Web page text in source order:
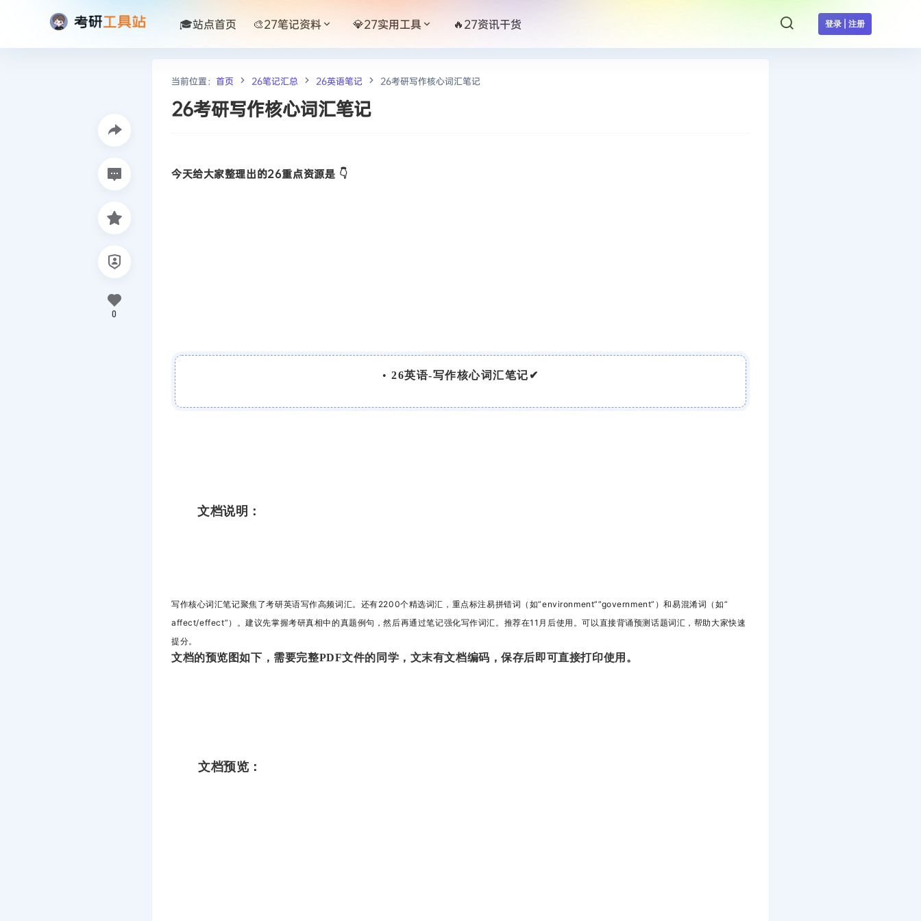
登录 | 注册
🎓站点首页 🎨27笔记资料 💎27实用工具 🔥27资讯干货
当前位置： 首页 26笔记汇总 26英语笔记 26考研写作核心词汇笔记
26考研写作核心词汇笔记
今天给大家整理出的26重点资源是 👇
• 26英语-写作核心词汇笔记✔
文档说明：
写作核心词汇笔记聚焦了考研英语写作高频词汇。还有2200个精选词汇，重点标注易拼错词（如”environment””government”）和易混淆词（如”
affect/effect”）。建议先掌握考研真相中的真题例句，然后再通过笔记强化写作词汇。推荐在11月后使用。可以直接背诵预测话题词汇，帮助大家快速
提分。
文档的预览图如下，需要完整PDF文件的同学，文末有文档编码，保存后即可直接打印使用。
文档预览：
0